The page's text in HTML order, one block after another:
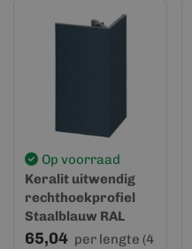
Op voorraad
Keralit uitwendig
rechthoekprofiel
Staalblauw RAL
5011 (2812)
65,04 per lengte (4